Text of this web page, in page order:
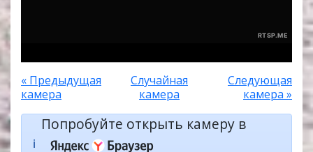
« Предыдущая
камера
Случайная
камера
Следующая
камера »
ℹ️
Попробуйте открыть камеру в